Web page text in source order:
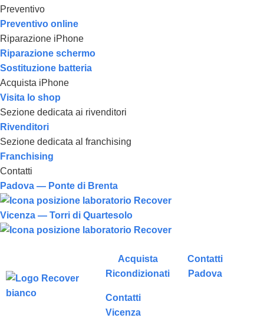
Preventivo
Preventivo online
Riparazione iPhone
Riparazione schermo
Sostituzione batteria
Acquista iPhone
Visita lo shop
Sezione dedicata ai rivenditori
Rivenditori
Sezione dedicata al franchising
Franchising
Contatti
Padova — Ponte di Brenta
Vicenza — Torri di Quartesolo
Acquista
Ricondizionati
Contatti
Padova
Contatti
Vicenza